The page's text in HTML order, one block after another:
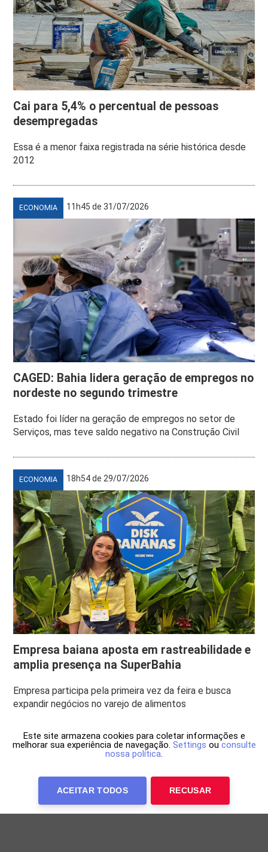
Cai para 5,4% o percentual de pessoas
desempregadas
Essa é a menor faixa registrada na série histórica desde
2012
ECONOMIA 11h45 de 31/07/2026
CAGED: Bahia lidera geração de empregos no
nordeste no segundo trimestre
Estado foi líder na geração de empregos no setor de
Serviços, mas teve saldo negativo na Construção Civil
ECONOMIA 18h54 de 29/07/2026
Empresa baiana aposta em rastreabilidade e
amplia presença na SuperBahia
Empresa participa pela primeira vez da feira e busca
expandir negócios no varejo de alimentos
Este site armazena cookies para coletar informações e
melhorar sua experiência de navegação. Settings ou consulte
nossa política.
ACEITAR TODOS RECUSAR